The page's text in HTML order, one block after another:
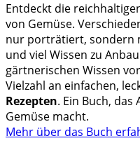
Entdeckt die
von Gemüse.
nur porträtiert, sondern
und viel Wissen zu
gärtnerischen Wissen
Vielzahl an einfachen,
Rezepten. Ein Buch,
Gemüse macht.
Mehr über das Buch